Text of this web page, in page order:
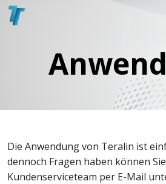
Die Anwendung von Teralin ist
dennoch Fragen haben können
Kundenserviceteam per E-Mail